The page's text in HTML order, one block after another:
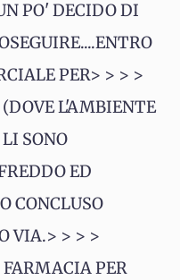
PO' DECIDO DI
PER> > > >
L'AMBIENTE
SONO
ED
CONCLUSO
VIA.> > > >
FARMACIA PER